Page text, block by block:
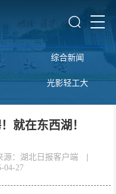
综合新闻
光影轻工大
就在东西湖！
源：湖北日报客户端
04-27